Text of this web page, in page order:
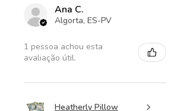
Ana C.
Algorta, ES-PV
1 pessoa achou esta
avaliação útil.
Heatherly Pillow